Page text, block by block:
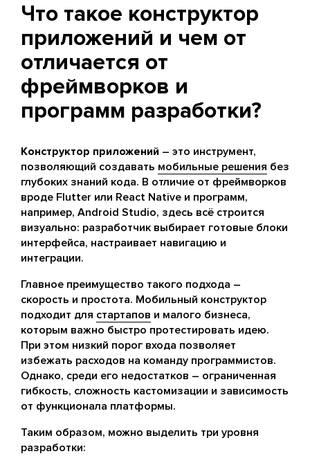
Что такое конструктор
приложений и чем от
отличается от
фреймворков и
программ разработки?
Конструктор приложений – это инструмент,
позволяющий создавать мобильные решения без
глубоких знаний кода. В отличие от фреймворков
вроде Flutter или React Native и программ,
например, Android Studio, здесь всё строится
визуально: разработчик выбирает готовые блоки
интерфейса, настраивает навигацию и
интеграции.
Главное преимущество такого подхода –
скорость и простота. Мобильный конструктор
подходит для стартапов и малого бизнеса,
которым важно быстро протестировать идею.
При этом низкий порог входа позволяет
избежать расходов на команду программистов.
Однако, среди его недостатков – ограниченная
гибкость, сложность кастомизации и зависимость
от функционала платформы.
Таким образом, можно выделить три уровня
разработки: